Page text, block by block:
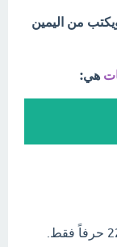
من اليمين
هي:
الأبجدية الفينيقية تتكون من 22 حرفاً فقط.